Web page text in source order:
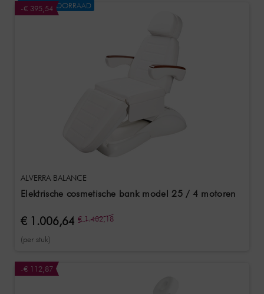
-€ 395,54
NIET OP VOORRAAD
ALVERRA BALANCE
Elektrische cosmetische bank model 25 / 4 motoren
€ 1.006,64 € 1.402,18
(per stuk)
-€ 112,87